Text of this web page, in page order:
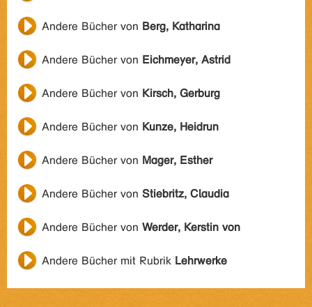
Andere Bücher von Berg, Katharina
Andere Bücher von Eichmeyer, Astrid
Andere Bücher von Kirsch, Gerburg
Andere Bücher von Kunze, Heidrun
Andere Bücher von Mager, Esther
Andere Bücher von Stiebritz, Claudia
Andere Bücher von Werder, Kerstin von
Andere Bücher mit Rubrik Lehrwerke